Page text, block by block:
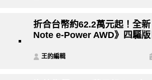
折合台幣約62.2萬元起！全
Note e-Power AWD》四驅
王的編輯